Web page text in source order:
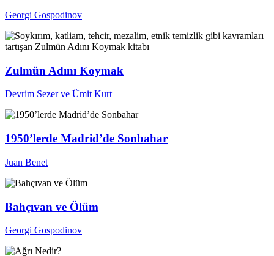
Georgi Gospodinov
Zulmün Adını Koymak
Devrim Sezer ve Ümit Kurt
1950’lerde Madrid’de Sonbahar
Juan Benet
Bahçıvan ve Ölüm
Georgi Gospodinov